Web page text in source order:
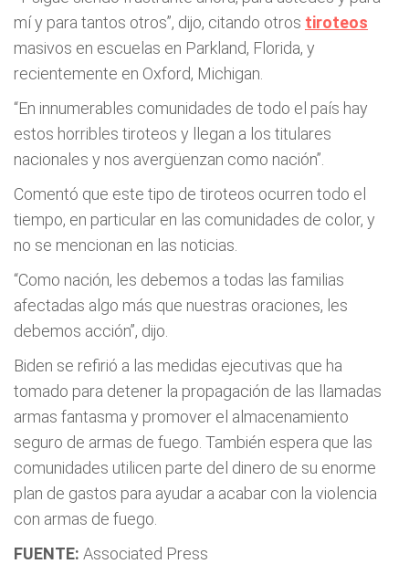
mí y para tantos otros”, dijo, citando otros tiroteos
masivos en escuelas en Parkland, Florida, y
recientemente en Oxford, Michigan.
“En innumerables comunidades de todo el país hay
estos horribles tiroteos y llegan a los titulares
nacionales y nos avergüenzan como nación”.
Comentó que este tipo de tiroteos ocurren todo el
tiempo, en particular en las comunidades de color, y
no se mencionan en las noticias.
“Como nación, les debemos a todas las familias
afectadas algo más que nuestras oraciones, les
debemos acción”, dijo.
Biden se refirió a las medidas ejecutivas que ha
tomado para detener la propagación de las llamadas
armas fantasma y promover el almacenamiento
seguro de armas de fuego. También espera que las
comunidades utilicen parte del dinero de su enorme
plan de gastos para ayudar a acabar con la violencia
con armas de fuego.
FUENTE: Associated Press